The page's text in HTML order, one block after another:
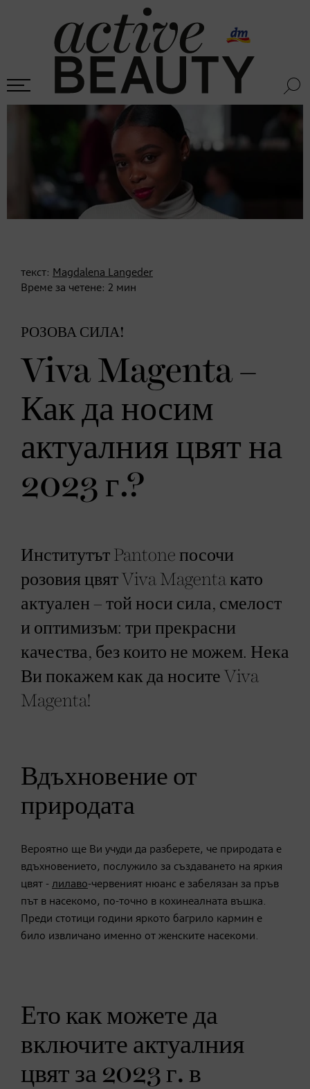
текст: Magdalena Langeder
Време за четене: 2 мин
РОЗОВА СИЛА!
Viva Magenta –
Как да носим
актуалния цвят на
2023 г.?
Институтът Pantone посочи
розовия цвят Viva Magenta като
актуален – той носи сила, смелост
и оптимизъм: три прекрасни
качества, без които не можем. Нека
Ви покажем как да носите Viva
Magenta!
Вдъхновение от
природата
Вероятно ще Ви учуди да разберете, че природата е
вдъхновението, послужило за създаването на яркия
цвят - лилаво-червеният нюанс е забелязан за пръв
път в насекомо, по-точно в кохинеалната въшка.
Преди стотици години яркото багрило кармин е
било извличано именно от женските насекоми.
Ето как можете да
включите актуалния
цвят за 2023 г. в